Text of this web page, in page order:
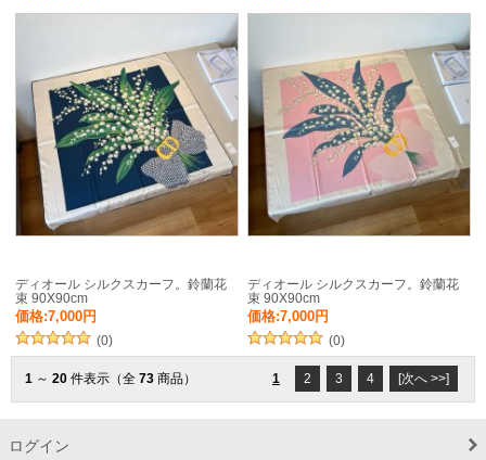
ディオール シルクスカーフ。鈴蘭花
束 90X90cm
価格:7,000円
(0)
ディオール シルクスカーフ。鈴蘭花
束 90X90cm
価格:7,000円
(0)
1 ～ 20 件表示（全 73 商品） 1 2 3 4 [次へ >>]
ログイン